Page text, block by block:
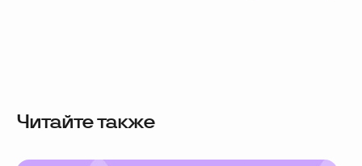
Читайте также